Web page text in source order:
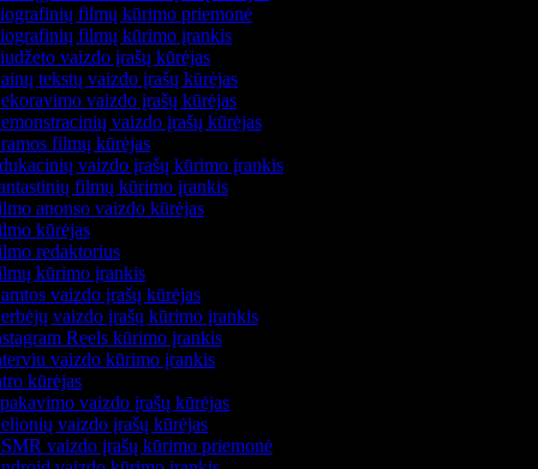
filmų kūrimo priemonė
filmų kūrimo įrankis
vaizdo įrašų kūrėjas
tekstų vaizdo įrašų kūrėjas
vaizdo įrašų kūrėjas
vaizdo įrašų kūrėjas
filmų kūrėjas
vaizdo įrašų kūrimo įrankis
filmų kūrimo įrankis
anonso vaizdo kūrėjas
kūrėjas
redaktorius
kūrimo įrankis
vaizdo įrašų kūrėjas
vaizdo įrašų kūrimo įrankis
Reels kūrimo įrankis
vaizdo kūrimo įrankis
kūrėjas
vaizdo įrašų kūrėjas
vaizdo įrašų kūrėjas
vaizdo įrašų kūrimo priemonė